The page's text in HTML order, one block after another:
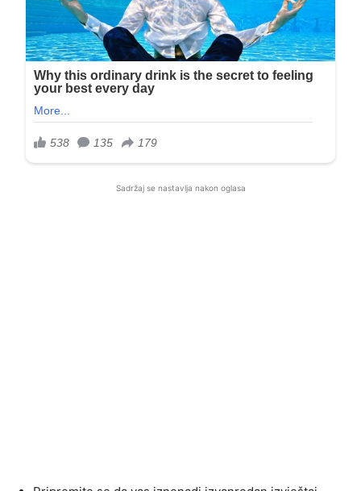
Sadržaj se nastavlja nakon oglasa